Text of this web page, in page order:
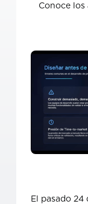
Conoce los
El pasado 24